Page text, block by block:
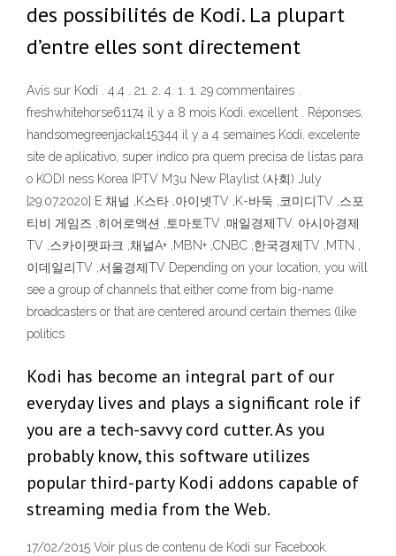
des possibilités de Kodi. La plupart
d’entre elles sont directement
Avis sur Kodi . 4.4 . 21. 2. 4. 1. 1. 29 commentaires .
freshwhitehorse61174 il y a 8 mois Kodi. excellent . Réponses.
handsomegreenjackal15344 il y a 4 semaines Kodi. excelente
site de aplicativo, super indico pra quem precisa de listas para
o KODI ness Korea IPTV M3u New Playlist (사회) July
[29.07.2020] E 채널 ,K스타 ,아이넷TV ,K-바둑 ,코미디TV ,스포
티비 게임즈 ,히어로액션 ,토마토TV ,매일경제TV. 아시아경제
TV ,스카이팻파크 ,채널A+ ,MBN+ ,CNBC ,한국경제TV ,MTN ,
이데일리TV ,서울경제TV Depending on your location, you will
see a group of channels that either come from big-name
broadcasters or that are centered around certain themes (like
politics
Kodi has become an integral part of our
everyday lives and plays a significant role if
you are a tech-savvy cord cutter. As you
probably know, this software utilizes
popular third-party Kodi addons capable of
streaming media from the Web.
17/02/2015 Voir plus de contenu de Kodi sur Facebook.